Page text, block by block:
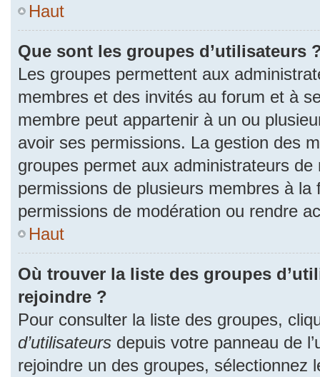
Haut
Que sont les groupes d’utilisateurs
Les groupes permettent aux
membres et des invités au forum et à
membre peut appartenir à un ou
avoir ses permissions. La gestion des
groupes permet aux administrateurs
permissions de plusieurs membres à la
permissions de modération ou rendre
Haut
Où trouver la liste des groupes
rejoindre ?
Pour consulter la liste des groupes,
d’utilisateurs depuis votre panneau de
rejoindre un des groupes, sélectionnez